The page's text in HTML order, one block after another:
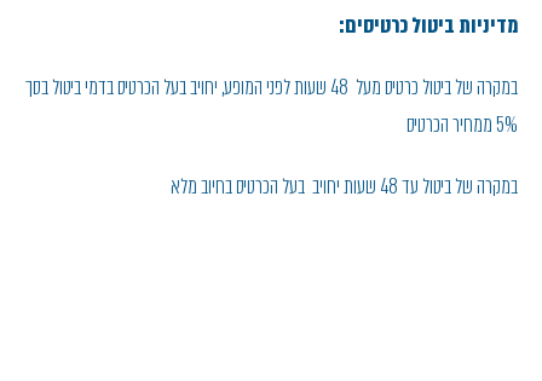
מדיניות ביטול כרטיסים:
במקרה של ביטול כרטיס מעל 48 שעות לפני המופע, יחויב בעל הכרטיס בדמי ביטול בסך
5% ממחיר הכרטיס
במקרה של ביטול עד 48 שעות יחויב בעל הכרטיס בחיוב מלא